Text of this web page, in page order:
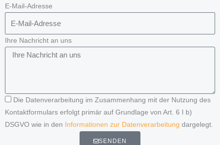
E-Mail-Adresse
Ihre Nachricht an uns
Die Datenverarbeitung im Zusammenhang mit der Nutzung des
Kontaktformulars erfolgt primär auf Grundlage von Art. 6 I b)
DSGVO wie in den
Informationen zur Datenverarbeitung dargelegt.
SENDEN